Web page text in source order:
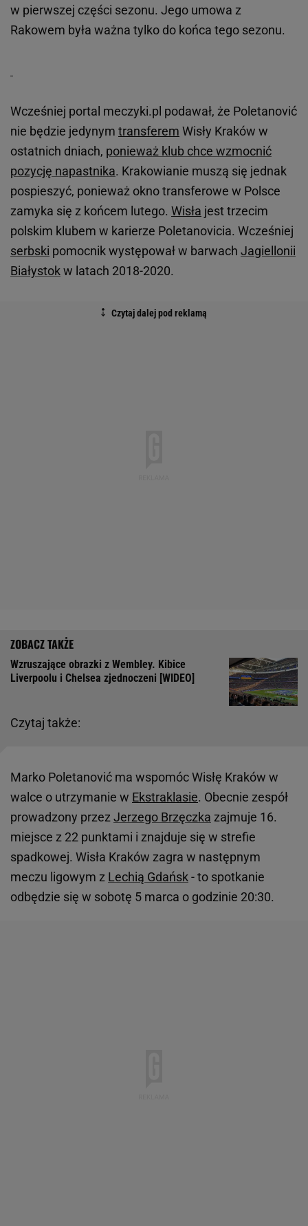
w pierwszej części sezonu. Jego umowa z
Rakowem była ważna tylko do końca tego sezonu.
Wcześniej portal meczyki.pl podawał, że Poletanović
nie będzie jedynym transferem Wisły Kraków w
ostatnich dniach, ponieważ klub chce wzmocnić
pozycję napastnika. Krakowianie muszą się jednak
pospieszyć, ponieważ okno transferowe w Polsce
zamyka się z końcem lutego. Wisła jest trzecim
polskim klubem w karierze Poletanovicia. Wcześniej
serbski pomocnik występował w barwach Jagiellonii
Białystokw latach 2018-2020.
Czytaj także:
Wzruszające obrazki z Wembley. Kibice
Liverpoolu i Chelsea zjednoczeni [WIDEO]
Marko Poletanović ma wspomóc Wisłę Kraków w
walce o utrzymanie w Ekstraklasie. Obecnie zespół
prowadzony przez Jerzego Brzęczka zajmuje 16.
miejsce z 22 punktami i znajduje się w strefie
spadkowej. Wisła Kraków zagra w następnym
meczu ligowym z Lechią Gdańsk- to spotkanie
odbędzie się w sobotę 5 marca o godzinie 20:30.